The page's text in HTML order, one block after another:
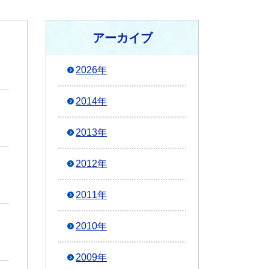
アーカイブ
2026年
2014年
2013年
2012年
2011年
2010年
2009年